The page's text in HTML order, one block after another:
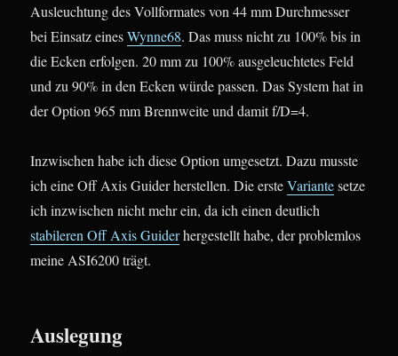
Ausleuchtung des Vollformates von 44 mm Durchmesser
bei Einsatz einesWynne68. Das muss nicht zu 100% bis in
die Ecken erfolgen. 20 mm zu 100% ausgeleuchtetes Feld
und zu 90% in den Ecken würde passen. Das System hat in
der Option 965 mm Brennweite und damit f/D=4.
Inzwischen habe ich diese Option umgesetzt. Dazu musste
ich eine Off Axis Guider herstellen. Die ersteVariantesetze
ich inzwischen nicht mehr ein, da ich einen deutlich
stabileren Off Axis Guiderhergestellt habe, der problemlos
meine ASI6200 trägt.
Auslegung